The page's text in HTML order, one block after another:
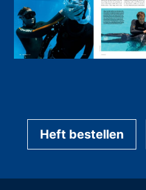
Heft bestellen